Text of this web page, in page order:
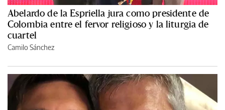
Abelardo de la Espriella jura como presidente de
Colombia entre el fervor religioso y la liturgia de
cuartel
Camilo Sánchez